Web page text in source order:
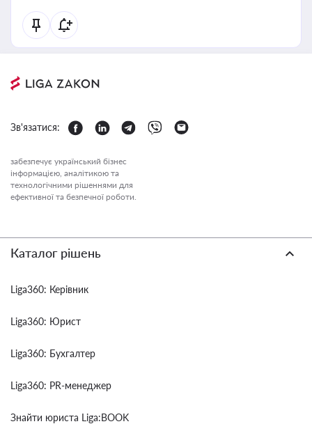
Зв'язатися:
забезпечує український бізнес
інформацією, аналітикою та
технологічними рішеннями для
ефективної та безпечної роботи.
Каталог рішень
Liga360: Керівник
Liga360: Юрист
Liga360: Бухгалтер
Liga360: PR-менеджер
Знайти юриста Liga:BOOK